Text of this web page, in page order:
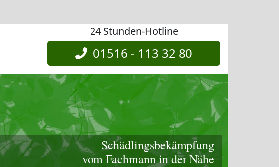
24 Stunden-Hotline
01516 - 113 32 80
Schädlingsbekämpfung
vom Fachmann in der Nähe